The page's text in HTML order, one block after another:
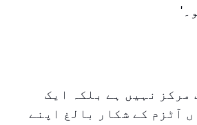
مرکز نہیں ہے بلکہ ایک
آٹزم کے شکار بالغ اپنے